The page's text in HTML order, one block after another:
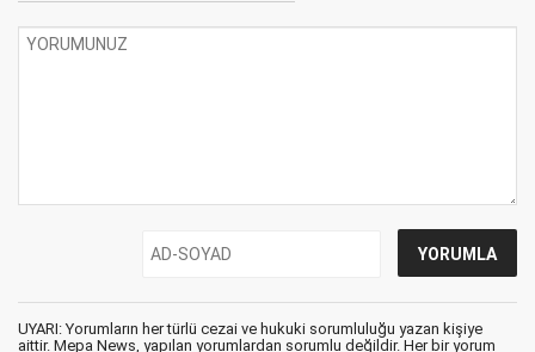
UYARI: Yorumların her türlü cezai ve hukuki sorumluluğu yazan kişiye
aittir. Mepa News, yapılan yorumlardan sorumlu değildir. Her bir yorum